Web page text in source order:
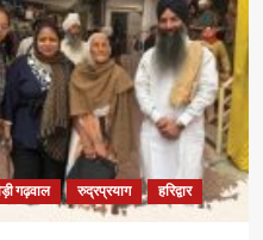
गढ़वाल रुद्रप्रयाग हरिद्वार